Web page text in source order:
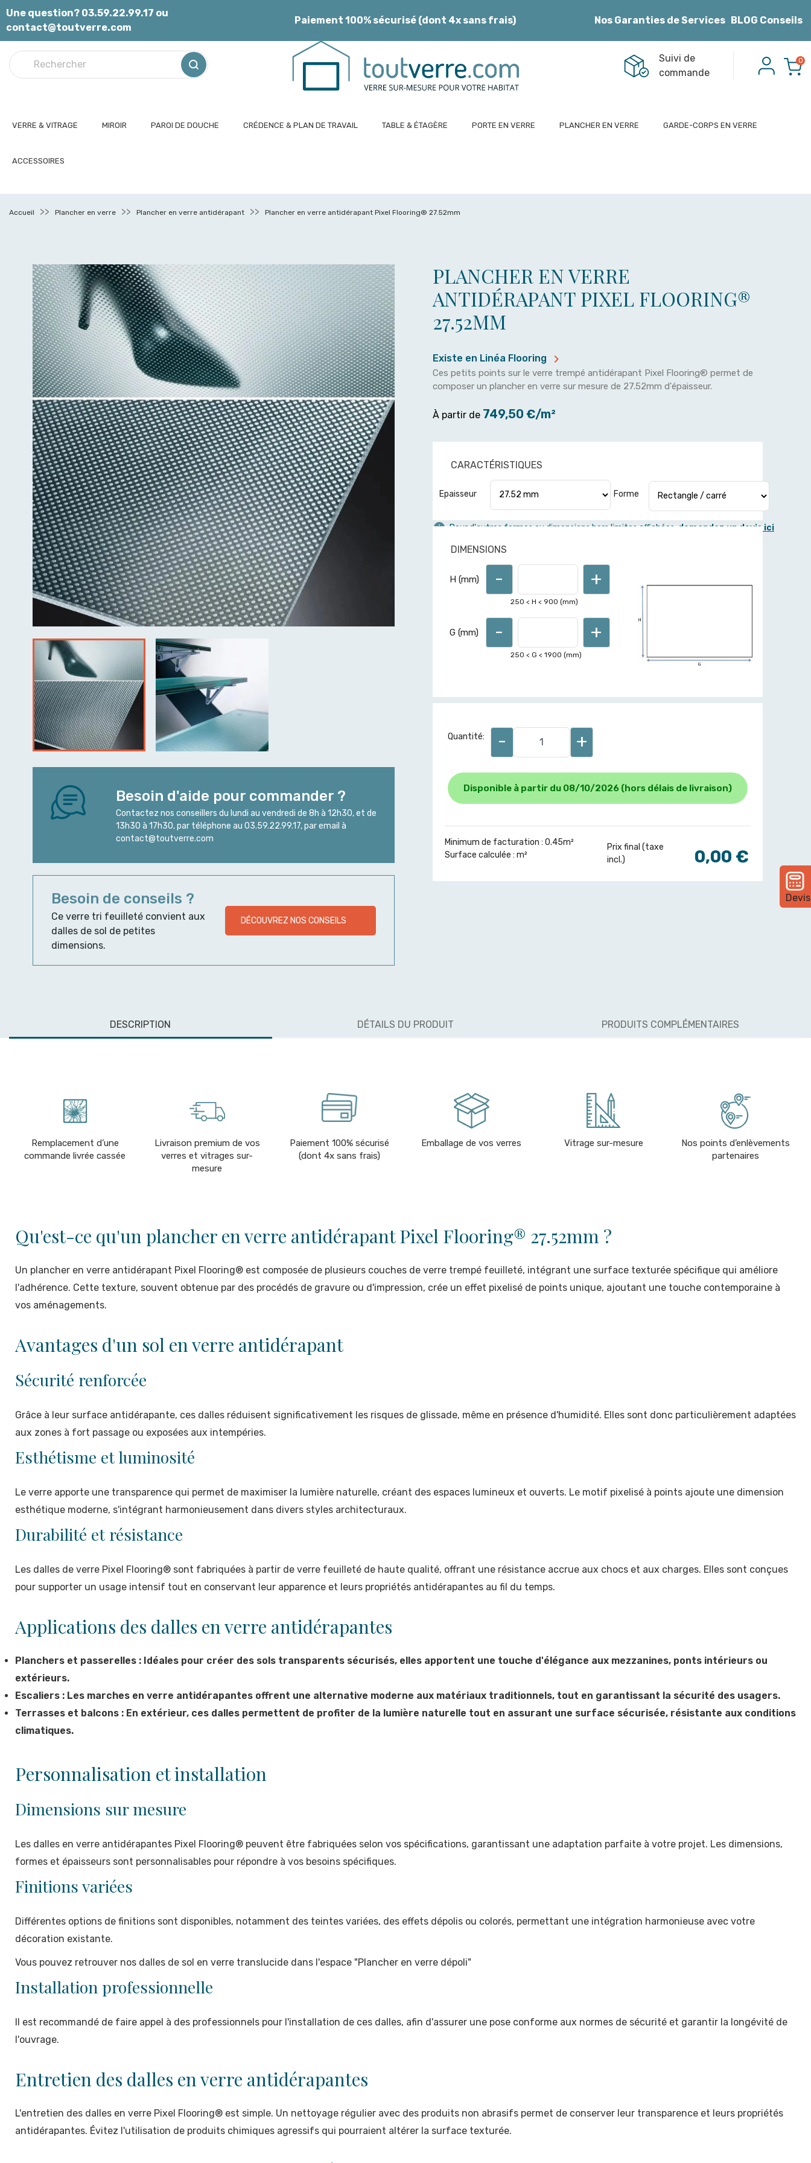
Panneau de gestion des cookies
Une question? 03.59.22.99.17 ou
contact@toutverre.com
Paiement 100% sécurisé (dont 4x sans frais) Nos Garanties de Services BLOG Conseils
Suivi de
commande
0
VERRE & VITRAGE MIROIR PAROI DE DOUCHE CRÉDENCE & PLAN DE TRAVAIL TABLE & ÉTAGÈRE PORTE EN VERRE PLANCHER EN VERRE GARDE-CORPS EN VERRE
ACCESSOIRES
Devis
Accueil Plancher en verre Plancher en verre antidérapant Plancher en verre antidérapant Pixel Flooring® 27.52mm
Besoin d'aide pour commander ?
Contactez nos conseillers du lundi au vendredi de 8h à 12h30, et de
13h30 à 17h30, par téléphone au 03.59.22.99.17, par email à
contact@toutverre.com
Besoin de conseils ?
Ce verre tri feuilleté convient aux
dalles de sol de petites
dimensions.
DÉCOUVREZ NOS CONSEILS
PLANCHER EN VERRE
ANTIDÉRAPANT PIXEL FLOORING®
27.52MM
Existe en Linéa Flooring 
Ces petits points sur le verre trempé antidérapant Pixel Flooring® permet de
composer un plancher en verre sur mesure de 27.52mm d'épaisseur.
À partir de 749,50 €/m²
CARACTÉRISTIQUES
Epaisseur
Pour d'autres formes ou dimensions hors limites affichées,demandez un devis ici
Forme
DIMENSIONS
H (mm) - +
250 < H < 900 (mm)
G (mm) - +
250 < G < 1900 (mm)
Quantité: - +
Disponible à partir du 08/10/2026 (hors délais de livraison)
Minimum de facturation : 0.45m²
Surface calculée : m²
Prix final (taxe
incl.)
0,00 €
DESCRIPTION DÉTAILS DU PRODUIT PRODUITS COMPLÉMENTAIRES
Remplacement d’une
commande livrée cassée
Livraison premium de vos
verres et vitrages sur-
mesure
Paiement 100% sécurisé
(dont 4x sans frais)
Emballage de vos verres Vitrage sur-mesure
Nos points d’enlèvements
partenaires
Qu'est-ce qu'un plancher en verre antidérapant Pixel Flooring® 27.52mm ?
Un plancher en verre antidérapant Pixel Flooring® est composée de plusieurs couches de verre trempé feuilleté, intégrant une surface texturée spécifique qui améliore
l'adhérence. Cette texture, souvent obtenue par des procédés de gravure ou d'impression, crée un effet pixelisé de points unique, ajoutant une touche contemporaine à
vos aménagements.
Avantages d'un sol en verre antidérapant
Sécurité renforcée
Grâce à leur surface antidérapante, ces dalles réduisent significativement les risques de glissade, même en présence d'humidité. Elles sont donc particulièrement adaptées
aux zones à fort passage ou exposées aux intempéries.
Esthétisme et luminosité
Le verre apporte une transparence qui permet de maximiser la lumière naturelle, créant des espaces lumineux et ouverts. Le motif pixelisé à points ajoute une dimension
esthétique moderne, s'intégrant harmonieusement dans divers styles architecturaux.
Durabilité et résistance
Les dalles de verre Pixel Flooring® sont fabriquées à partir de verre feuilleté de haute qualité, offrant une résistance accrue aux chocs et aux charges. Elles sont conçues
pour supporter un usage intensif tout en conservant leur apparence et leurs propriétés antidérapantes au fil du temps.
Applications des dalles en verre antidérapantes
Planchers et passerelles : Idéales pour créer des sols transparents sécurisés, elles apportent une touche d'élégance aux mezzanines, ponts intérieurs ou
extérieurs.
Escaliers : Les marches en verre antidérapantes offrent une alternative moderne aux matériaux traditionnels, tout en garantissant la sécurité des usagers.
Terrasses et balcons : En extérieur, ces dalles permettent de profiter de la lumière naturelle tout en assurant une surface sécurisée, résistante aux conditions
climatiques.
Personnalisation et installation
Dimensions sur mesure
Les dalles en verre antidérapantes Pixel Flooring® peuvent être fabriquées selon vos spécifications, garantissant une adaptation parfaite à votre projet. Les dimensions,
formes et épaisseurs sont personnalisables pour répondre à vos besoins spécifiques.
Finitions variées
Différentes options de finitions sont disponibles, notamment des teintes variées, des effets dépolis ou colorés, permettant une intégration harmonieuse avec votre
décoration existante.
Vous pouvez retrouver nos dalles de sol en verre translucide dans l'espace "Plancher en verre dépoli"
Installation professionnelle
Il est recommandé de faire appel à des professionnels pour l'installation de ces dalles, afin d'assurer une pose conforme aux normes de sécurité et garantir la longévité de
l'ouvrage.
Entretien des dalles en verre antidérapantes
L'entretien des dalles en verre Pixel Flooring® est simple. Un nettoyage régulier avec des produits non abrasifs permet de conserver leur transparence et leurs propriétés
antidérapantes. Évitez l'utilisation de produits chimiques agressifs qui pourraient altérer la surface texturée.